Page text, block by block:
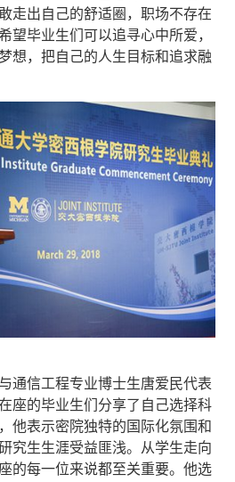
走出自己的舒适圈，职场不存在
望毕业生们可以追寻心中所爱，
想，把自己的人生目标和追求融
通信工程专业博士生唐爱民代表
座的毕业生们分享了自己选择科
他表示密院独特的国际化氛围和
究生生涯受益匪浅。从学生走向
的每一位来说都至关重要。他选